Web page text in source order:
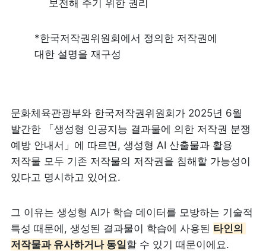
보전해 주기 위한 권리
*한국저작권위원회에서 정의한 저작권에
대한 설명을 재구성
문화체육관광부와 한국저작권위원회가 2025년 6월
발간한 「생성형 인공지능 결과물에 의한 저작권 분쟁
예방 안내서」에 따르면, 생성형 AI 산출물과 활용
저작물 모두 기존 저작물의 저작권을 침해할 가능성이
있다고 명시하고 있어요.
그 이유는 생성형 AI가 학습 데이터를 모방하는 기술적
특성 때문에, 생성된 결과물이 학습에 사용된 타인의
저작물과 유사하거나 동일할 수 있기 때문이에요.